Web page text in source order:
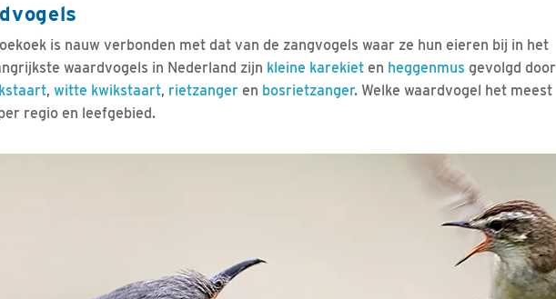
is nauw verbonden met dat van de zangvogels waar ze hun eieren bij in het
waardvogels in Nederland zijn kleine karekiet en heggenmus gevolgd door
, witte kwikstaart, rietzanger en bosrietzanger. Welke waardvogel het meest
regio en leefgebied.